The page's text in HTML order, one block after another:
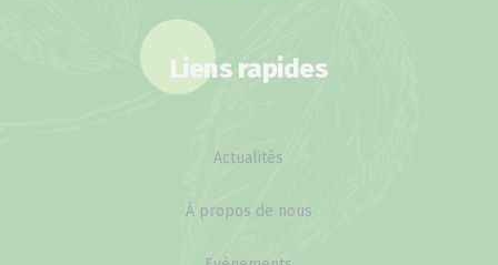
Liens rapides
Actualités
À propos de nous